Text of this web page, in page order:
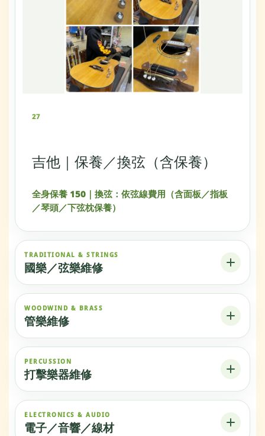
27
吉他｜保養／換弦（含保養）
全身保養 150｜換弦：依弦線費用（含面板／指板
／琴頭／下弦枕保養）
TRADITIONAL & STRINGS
國樂／弦樂維修
WOODWIND & BRASS
管樂維修
PERCUSSION
打擊樂器維修
ELECTRONICS & AUDIO
電子／音響／線材